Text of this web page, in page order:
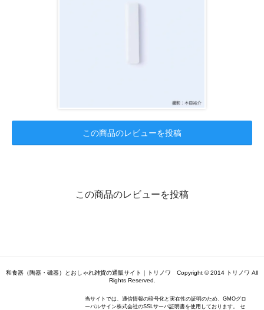
この商品のレビューを投稿
この商品のレビューを投稿
和食器（陶器・磁器）とおしゃれ雑貨の通販サイト｜トリノワ Copyright © 2014 トリノワ All
Rights Reserved.
当サイトでは、通信情報の暗号化と実在性の証明のため、GMOグロ
ーバルサイン株式会社のSSLサーバ証明書を使用しております。 セ